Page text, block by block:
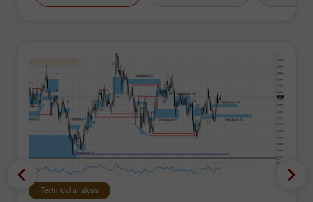
Technical analysis